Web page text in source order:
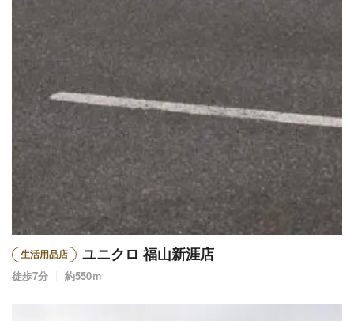
生活用品店 ユニクロ 福山新涯店
徒歩7分 約550ｍ